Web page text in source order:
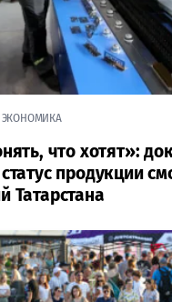
ЭКОНОМИКА
что хотят»:
продукции
Татарстана